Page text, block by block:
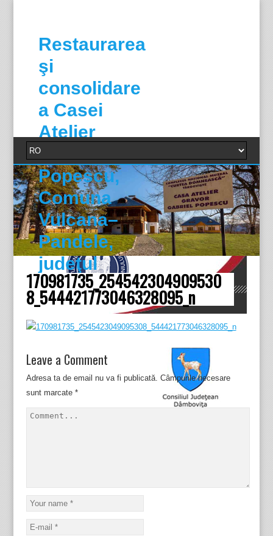
Restaurarea
şi
consolidare
a Casei
Atelier
Gabriel
Popescu,
Comuna
Vulcana–
Pandele,
judeţul
Dâmboviţa
170981735_254542304909530
8_544421773046328095_n
Leave a Comment
Adresa ta de email nu va fi publicată. Câmpurile necesare
sunt marcate *